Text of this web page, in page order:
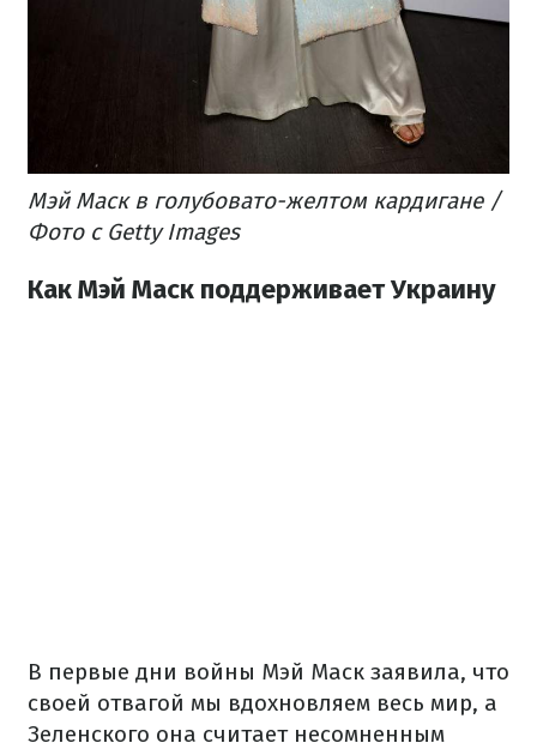
Мэй Маск в голубовато-желтом кардигане /
Фото с Getty Images
Как Мэй Маск поддерживает Украину
В первые дни войны Мэй Маск заявила, что
своей отвагой мы вдохновляем весь мир, а
Зеленского она считает несомненным